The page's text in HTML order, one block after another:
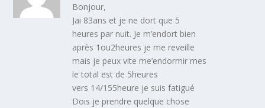
Bonjour,
Jai 83ans et je ne dort que 5
heures par nuit. Je m’endort bien
après 1ou2heures je me reveille
mais je peux vite me’endormir mes
le total est de 5heures
vers 14/155heure je suis fatigué
Dois je prendre quelque chose